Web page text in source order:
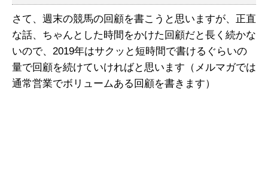
さて、週末の競馬の回顧を書こうと思いますが、正直
な話、ちゃんとした時間をかけた回顧だと長く続かな
いので、2019年はサクッと短時間で書けるぐらいの
量で回顧を続けていければと思います（メルマガでは
通常営業でボリュームある回顧を書きます）